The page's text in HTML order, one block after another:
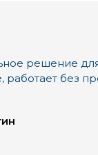
решение
работает без